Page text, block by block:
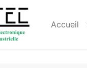
Accueil